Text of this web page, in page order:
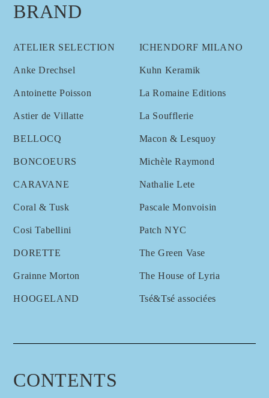
BRAND
ATELIER SELECTION
Anke Drechsel
Antoinette Poisson
Astier de Villatte
BELLOCQ
BONCOEURS
CARAVANE
Coral & Tusk
Cosi Tabellini
DORETTE
Grainne Morton
HOOGELAND
ICHENDORF MILANO
Kuhn Keramik
La Romaine Editions
La Soufflerie
Macon & Lesquoy
Michèle Raymond
Nathalie Lete
Pascale Monvoisin
Patch NYC
The Green Vase
The House of Lyria
Tsé&Tsé associées
CONTENTS